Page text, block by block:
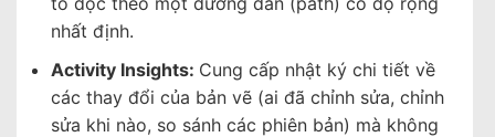
nhất định.
Activity Insights: Cung cấp nhật ký chi tiết về
các thay đổi của bản vẽ (ai đã chỉnh sửa, chỉnh
sửa khi nào, so sánh các phiên bản) mà không